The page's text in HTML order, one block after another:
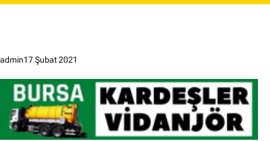
admin17 Şubat 2021